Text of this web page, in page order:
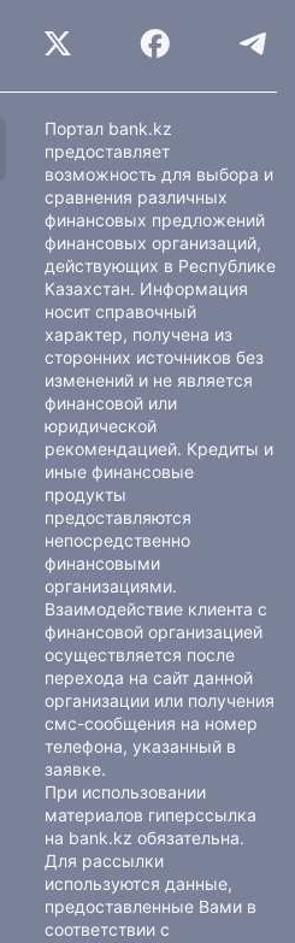
Портал bank.kz
предоставляет
возможность для выбора и
сравнения различных
финансовых предложений
финансовых организаций,
действующих в Республике
Казахстан. Информация
носит справочный
характер, получена из
сторонних источников без
изменений и не является
финансовой или
юридической
рекомендацией. Кредиты и
иные финансовые
продукты
предоставляются
непосредственно
финансовыми
организациями.
Взаимодействие клиента с
финансовой организацией
осуществляется после
перехода на сайт данной
организации или получения
смс-сообщения на номер
телефона, указанный в
заявке.
При использовании
материалов гиперссылка
на bank.kz обязательна.
Для рассылки
используются данные,
предоставленные Вами в
соответствии с